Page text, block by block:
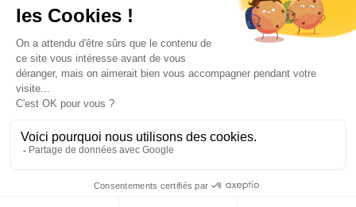
Contactez-nous
Lire les FAQs
Politique de confidentialité
Science. Tous droits réservés.